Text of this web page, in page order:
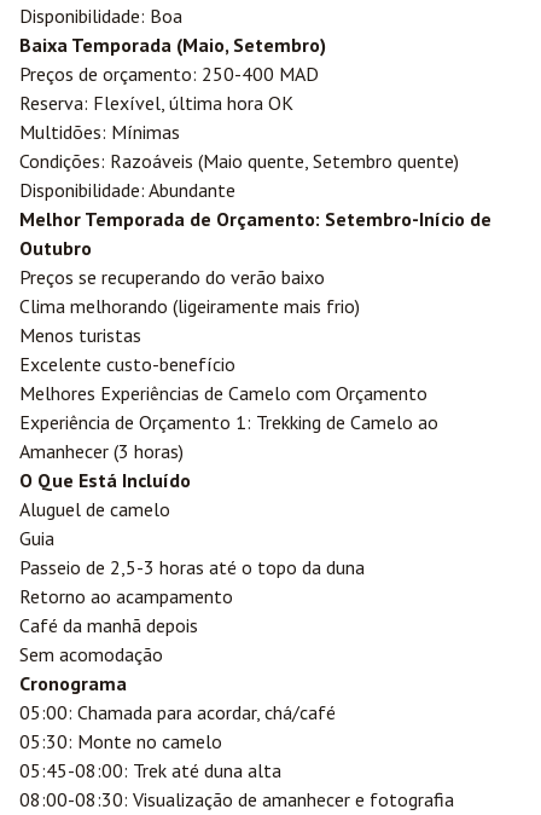
Disponibilidade: Boa
Baixa Temporada (Maio, Setembro)
Preços de orçamento: 250-400 MAD
Reserva: Flexível, última hora OK
Multidões: Mínimas
Condições: Razoáveis (Maio quente, Setembro quente)
Disponibilidade: Abundante
Melhor Temporada de Orçamento: Setembro-Início de
Outubro
Preços se recuperando do verão baixo
Clima melhorando (ligeiramente mais frio)
Menos turistas
Excelente custo-benefício
Melhores Experiências de Camelo com Orçamento
Experiência de Orçamento 1: Trekking de Camelo ao
Amanhecer (3 horas)
O Que Está Incluído
Aluguel de camelo
Guia
Passeio de 2,5-3 horas até o topo da duna
Retorno ao acampamento
Café da manhã depois
Sem acomodação
Cronograma
05:00: Chamada para acordar, chá/café
05:30: Monte no camelo
05:45-08:00: Trek até duna alta
08:00-08:30: Visualização de amanhecer e fotografia